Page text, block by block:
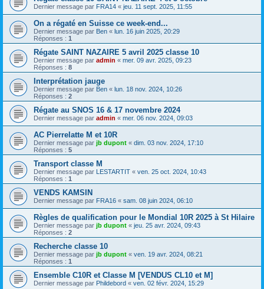
Dernier message par FRA14 « jeu. 11 sept. 2025, 11:55
On a régaté en Suisse ce week-end...
Dernier message par Ben « lun. 16 juin 2025, 20:29
Réponses : 1
Régate SAINT NAZAIRE 5 avril 2025 classe 10
Dernier message par admin « mer. 09 avr. 2025, 09:23
Réponses : 8
Interprétation jauge
Dernier message par Ben « lun. 18 nov. 2024, 10:26
Réponses : 2
Régate au SNOS 16 & 17 novembre 2024
Dernier message par admin « mer. 06 nov. 2024, 09:03
AC Pierrelatte M et 10R
Dernier message par jb dupont « dim. 03 nov. 2024, 17:10
Réponses : 5
Transport classe M
Dernier message par LESTARTIT « ven. 25 oct. 2024, 10:43
Réponses : 1
VENDS KAMSIN
Dernier message par FRA16 « sam. 08 juin 2024, 06:10
Règles de qualification pour le Mondial 10R 2025 à St Hilaire
Dernier message par jb dupont « jeu. 25 avr. 2024, 09:43
Réponses : 2
Recherche classe 10
Dernier message par jb dupont « ven. 19 avr. 2024, 08:21
Réponses : 1
Ensemble C10R et Classe M [VENDUS CL10 et M]
Dernier message par Phildebord « ven. 02 févr. 2024, 15:29